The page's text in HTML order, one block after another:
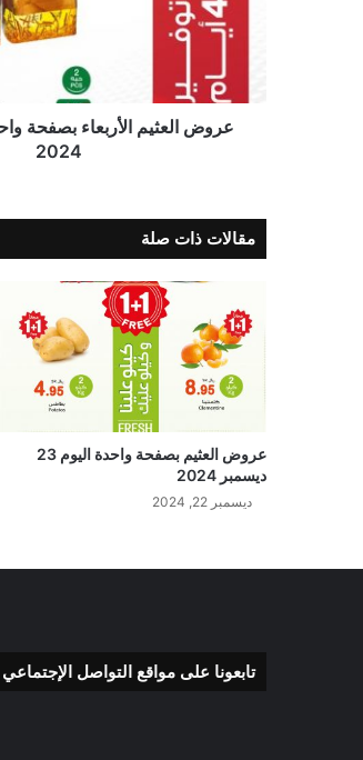
2024
مقالات ذات صلة
عروض العثيم بصفحة واحدة اليوم 23
ديسمبر 2024
ديسمبر 22, 2024
تابعونا على مواقع التواصل الإجتماعي